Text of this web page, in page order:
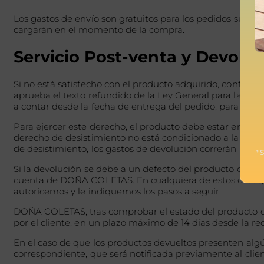
Los gastos de envío son gratuitos para los pedidos
cargarán en el momento de la compra.
Servicio Post-venta y
Si no está satisfecho con el producto adquirido,
aprueba el texto refundido de la Ley General para la
a contar desde la fecha de entrega del pedido, para
Para ejercer este derecho, el producto debe estar en
derecho de desistimiento no está condicionado a la
de desistimiento, los gastos de devolución correrán por
Si la devolución se debe a un defecto del producto o a
cuenta de DOÑA COLETAS. En cualquiera de estos
autoricemos y le indiquemos los pasos a seguir.
DOÑA COLETAS, tras comprobar el estado del
por el cliente, en un plazo máximo de 14 días desde la
En el caso de que los productos devueltos presenten
correspondiente, que será notificada previamente al
*